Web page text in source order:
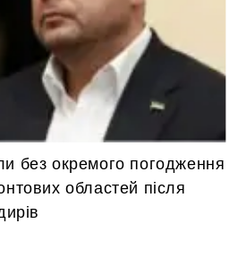
без окремого погодження
областей після